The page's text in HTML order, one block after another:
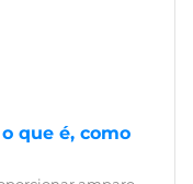
que é, como